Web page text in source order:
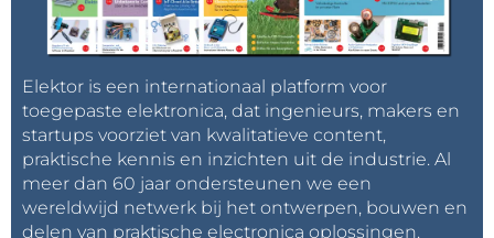
Elektor is een internationaal platform voor
toegepaste elektronica, dat ingenieurs, makers en
startups voorziet van kwalitatieve content,
praktische kennis en inzichten uit de industrie. Al
meer dan 60 jaar ondersteunen we een
wereldwijd netwerk bij het ontwerpen, bouwen en
delen van praktische electronica oplossingen.